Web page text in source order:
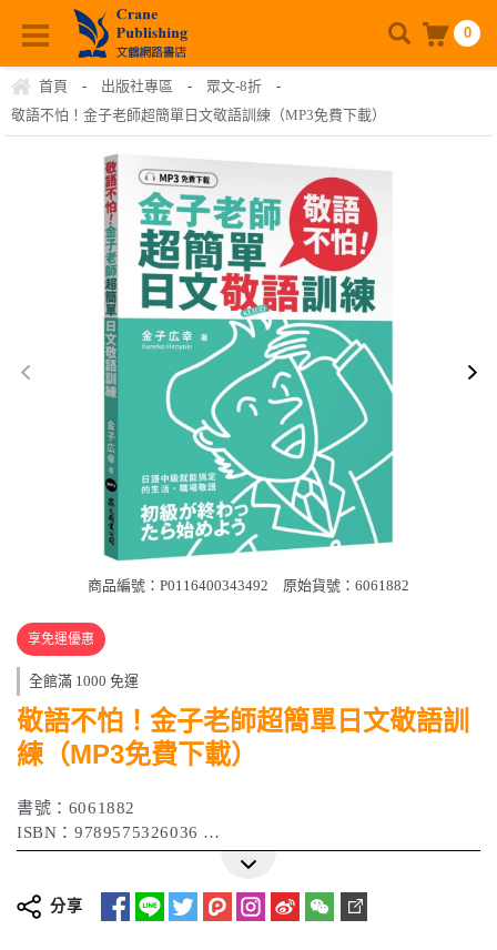
0
首頁 - 出版社專區 - 眾文-8折
-
敬語不怕！金子老師超簡單日文敬語訓練（MP3免費下載）
商品編號：P0116400343492 原始貨號：6061882
享免運優惠
全館滿 1000 免運
敬語不怕！金子老師超簡單日文敬語訓
練（MP3免費下載）
書號：6061882
ISBN：9789575326036
作者：金子広幸
分享